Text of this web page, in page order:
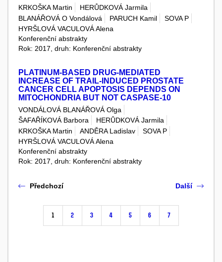
KRKOŠKA Martin
HERŮDKOVÁ Jarmila
BLANÁŘOVÁ O Vondálová
PARUCH Kamil
SOVA P
HYRŠLOVÁ VACULOVÁ Alena
Konferenční abstrakty
Rok: 2017, druh: Konferenční abstrakty
PLATINUM-BASED DRUG-MEDIATED
INCREASE OF TRAIL-INDUCED PROSTATE
CANCER CELL APOPTOSIS DEPENDS ON
MITOCHONDRIA BUT NOT CASPASE-10
VONDÁLOVÁ BLANÁŘOVÁ Olga
ŠAFAŘÍKOVÁ Barbora
HERŮDKOVÁ Jarmila
KRKOŠKA Martin
ANDĚRA Ladislav
SOVA P
HYRŠLOVÁ VACULOVÁ Alena
Konferenční abstrakty
Rok: 2017, druh: Konferenční abstrakty
Předchozí
1 2 3 4 5 6 7
Další